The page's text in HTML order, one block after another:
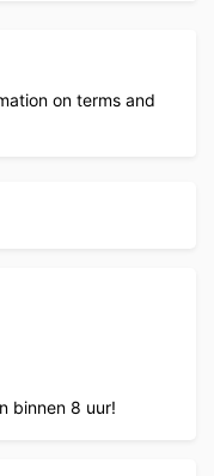
on terms and
binnen 8 uur!